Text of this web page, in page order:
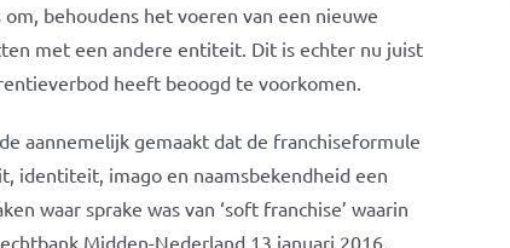
behoudens het voeren van een nieuwe
met een andere entiteit. Dit is echter nu juist
heeft beoogd te voorkomen.
aannemelijk gemaakt dat de franchiseformule
identiteit, imago en naamsbekendheid een
waar sprake was van ‘soft franchise’ waarin
Midden-Nederland 13 januari 2016,